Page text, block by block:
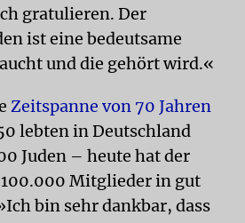
gratulieren. Der
ist eine bedeutsame
und die gehört wird.«
Zeitspanne von 70 Jahren
lebten in Deutschland
Juden – heute hat der
Mitglieder in gut
bin sehr dankbar, dass